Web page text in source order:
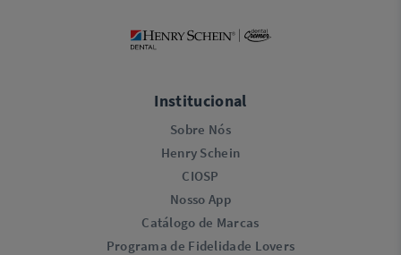
Institucional
Sobre Nós
Henry Schein
CIOSP
Nosso App
Catálogo de Marcas
Programa de Fidelidade Lovers​